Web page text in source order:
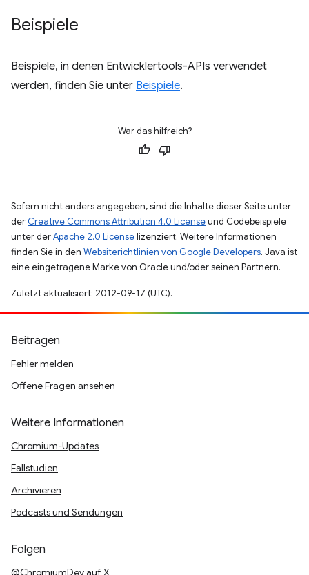
Beispiele
Beispiele, in denen Entwicklertools-APIs verwendet
werden, finden Sie unter Beispiele.
War das hilfreich?
Sofern nicht anders angegeben, sind die Inhalte dieser Seite unter
der Creative Commons Attribution 4.0 Licenseund Codebeispiele
unter derApache 2.0 Licenselizenziert. Weitere Informationen
finden Sie in den Websiterichtlinien von Google Developers. Java ist
eine eingetragene Marke von Oracle und/oder seinen Partnern.
Zuletzt aktualisiert: 2012-09-17 (UTC).
Beitragen
Fehler melden
Offene Fragen ansehen
Weitere Informationen
Chromium-Updates
Fallstudien
Archivieren
Podcasts und Sendungen
Folgen
@ChromiumDev auf X